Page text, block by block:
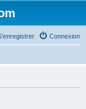
Connexion